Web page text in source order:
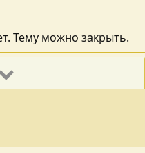
Тему можно закрыть.